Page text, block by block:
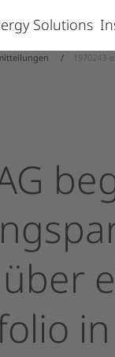
Solutions
über
in